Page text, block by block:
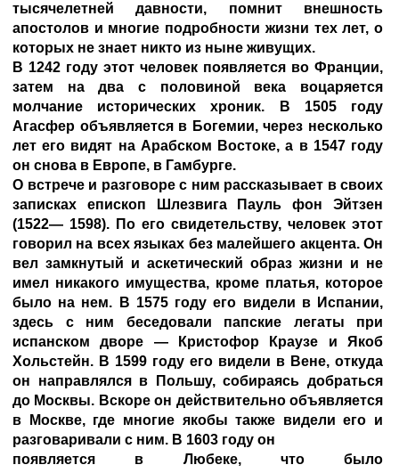
тысячелетней давности, помнит внешность
апостолов и многие подробности жизни тех лет, о
которых не знает никто из ныне живущих.
В 1242 году этот человек появляется во Франции,
затем на два с половиной века воцаряется
молчание исторических хроник. В 1505 году
Агасфер объявляется в Богемии, через несколько
лет его видят на Арабском Востоке, а в 1547 году
он снова в Европе, в Гамбурге.
О встрече и разговоре с ним рассказывает в своих
записках епископ Шлезвига Пауль фон Эйтзен
(1522— 1598). По его свидетельству, человек этот
говорил на всех языках без малейшего акцента. Он
вел замкнутый и аскетический образ жизни и не
имел никакого имущества, кроме платья, которое
было на нем. В 1575 году его видели в Испании,
здесь с ним беседовали папские легаты при
испанском дворе — Кристофор Краузе и Якоб
Хольстейн. В 1599 году его видели в Вене, откуда
он направлялся в Польшу, собираясь добраться
до Москвы. Вскоре он действительно объявляется
в Москве, где многие якобы также видели его и
разговаривали с ним. В 1603 году он
появляется в Любеке, что было